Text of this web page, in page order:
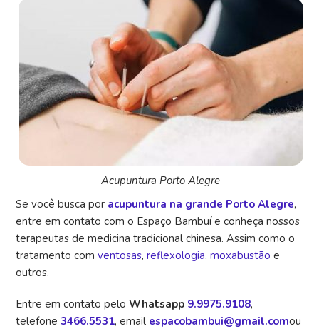
Acupuntura Porto Alegre
Se você busca por acupuntura na grande Porto Alegre,
entre em contato com o Espaço Bambuí e conheça nossos
terapeutas de medicina tradicional chinesa. Assim como o
tratamento comventosas,reflexologia,moxabustão e
outros.
Entre em contato peloWhatsapp 9.9975.9108,
telefone 3466.5531, email espacobambui@gmail.comou